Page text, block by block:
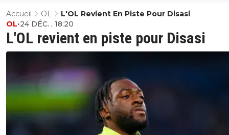
Accueil OL L'OL Revient En Piste Pour Disasi
L'OL revient en piste pour Disasi
OL•24 DÉC. , 18:20